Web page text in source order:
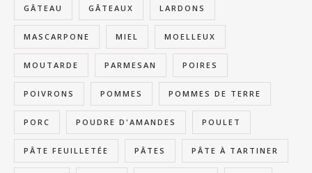
GÂTEAU GÂTEAUX LARDONS
MASCARPONE MIEL MOELLEUX
MOUTARDE PARMESAN POIRES
POIVRONS POMMES POMMES DE TERRE
PORC POUDRE D'AMANDES POULET
PÂTE FEUILLETÉE PÂTES PÂTE À TARTINER